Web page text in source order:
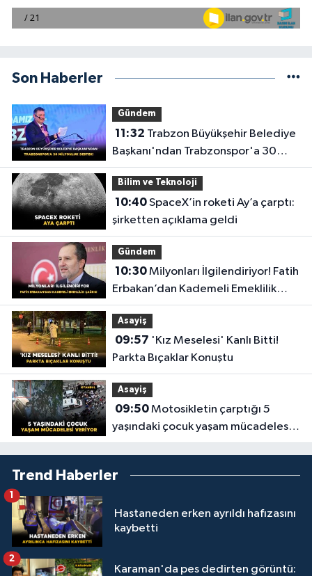
Son Haberler
Gündem
11:32
Başkanı'ndan Trabzonspor'a 30
Milyonluk Destek!
Bilim ve Teknoloji
10:40SpaceX’in roketi Ay’a çarptı:
şirketten açıklama geldi
Gündem
10:30Milyonları İlgilendiriyor! Fatih
Erbakan’dan Kademeli Emeklilik
Çağrısı
Asayiş
09:57
Parkta Bıçaklar Konuştu
Asayiş
09:50Motosikletin çarptığı 5
yaşındaki çocuk yaşam mücadelesi
veriyor
Trend Haberler
Hastaneden erken ayrıldı hafızasını
kaybetti
1
Karaman'da pes dedirten görüntü:
2